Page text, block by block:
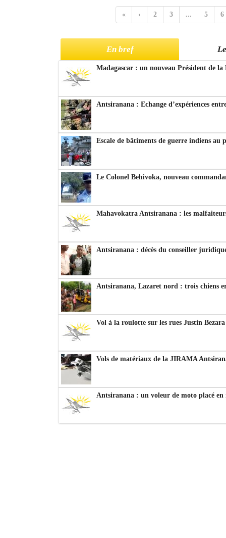
« ‹ 2 3 ... 5 6
En bref
Madagascar : un nouveau Président de
Antsiranana : Echange d’expériences
Escale de bâtiments de guerre indiens au
Le Colonel Behivoka, nouveau
Mahavokatra Antsiranana : les
Antsiranana : décès du conseiller
Antsiranana, Lazaret nord : trois chiens
Vol à la roulotte sur les rues Justin
Vols de matériaux de la JIRAMA
Antsiranana : un voleur de moto placé en